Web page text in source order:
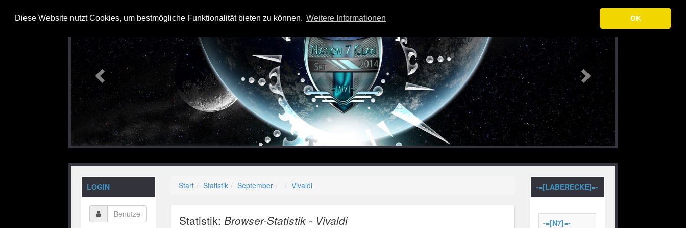
Diese Website nutzt Cookies, um bestmögliche Funktionalität bieten zu können. Weitere Informationen OK
Next
-=[Nation-7.de]=-
LOGIN Start Statistik September Vivaldi
Statistik:Browser-Statistik - Vivaldi
-=[LABERECKE]=-
-=[N7]=-